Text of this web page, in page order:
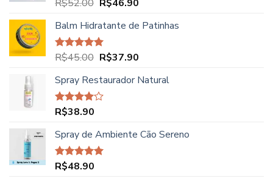
R$52.00
original
era:
R$52.00.
R$46.90
atual
R$46.90.
Balm Hidratante de Patinhas
Avaliação
R$45.00 O
original
era:
R$37.90O
atual
Spray Restaurador Natural
Avaliação
5
R$38.90
Spray de Ambiente Cão Sereno
Avaliação
R$48.90